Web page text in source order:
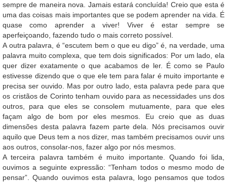
sempre de maneira nova. Jamais estará concluída! Creio que esta é
uma das coisas mais importantes que se podem aprender na vida. É
quase como aprender a viver! Viver é estar sempre se
aperfeiçoando, fazendo tudo o mais correto possível.
A outra palavra, é “escutem bem o que eu digo” é, na verdade, uma
palavra muito complexa, que tem dois significados: Por um lado, ela
quer dizer exatamente o que acabamos de ler. É como se Paulo
estivesse dizendo que o que ele tem para falar é muito importante e
precisa ser ouvido. Mas por outro lado, esta palavra pede para que
os cristãos de Corinto tenham ouvido para as necessidades uns dos
outros, para que eles se consolem mutuamente, para que eles
façam algo de bom por eles mesmos. Eu creio que as duas
dimensões desta palavra fazem parte dela. Nós precisamos ouvir
aquilo que Deus tem a nos dizer, mas também precisamos ouvir uns
aos outros, consolar-nos, fazer algo por nós mesmos.
A terceira palavra também é muito importante. Quando foi lida,
ouvimos a seguinte expressão: “Tenham todos o mesmo modo de
pensar”. Quando ouvimos esta palavra, logo pensamos que todos